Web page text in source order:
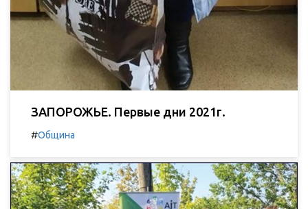
ЗАПОРОЖЬЕ. Первые дни 2021г.
#Община